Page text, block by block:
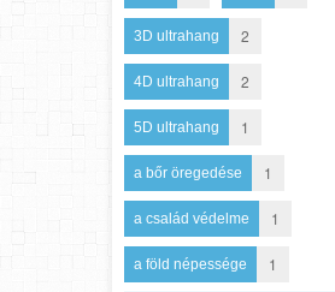
3D ultrahang 2
4D ultrahang 2
5D ultrahang 1
a bőr öregedése 1
a család védelme 1
a föld népessége 1